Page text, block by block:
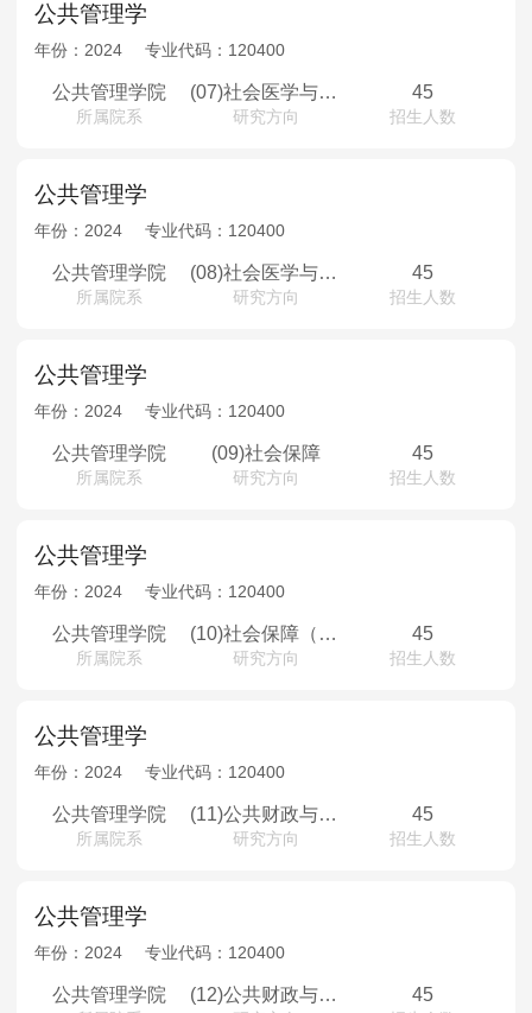
公共管理学
年份： 2024 专业代码： 120400
公共管理学院
所属院系
(07)社会医学与卫生事业管理
研究方向
45
招生人数
公共管理学
年份： 2024 专业代码： 120400
公共管理学院
所属院系
(08)社会医学与卫生事业管理（少数民族骨干计划）
研究方向
45
招生人数
公共管理学
年份： 2024 专业代码： 120400
公共管理学院
所属院系
(09)社会保障
研究方向
45
招生人数
公共管理学
年份： 2024 专业代码： 120400
公共管理学院
所属院系
(10)社会保障（少数民族骨干计划）
研究方向
45
招生人数
公共管理学
年份： 2024 专业代码： 120400
公共管理学院
所属院系
(11)公共财政与公共政策
研究方向
45
招生人数
公共管理学
年份： 2024 专业代码： 120400
公共管理学院 (12)公共财政与公共政策（少数民族骨干计划） 45